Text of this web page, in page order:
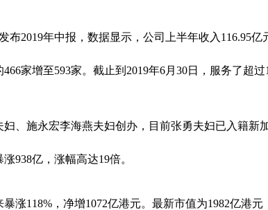
布2019年中报，数据显示，公司上半年收入116.95
家增至593家。截止到2019年6月30日，服务了超
、施永宏李海燕夫妇创办，目前张勇夫妇已入籍
938亿，涨幅高达19倍。
涨118%，净增1072亿港元。最新市值为1982亿港